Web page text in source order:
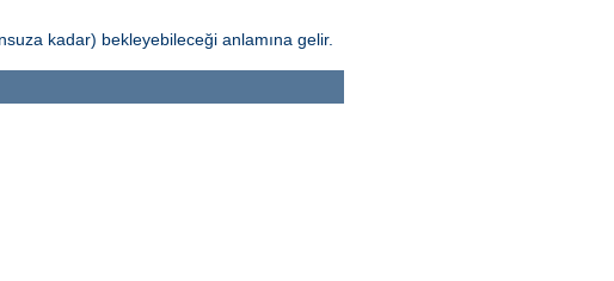
kadar) bekleyebileceği anlamına gelir.